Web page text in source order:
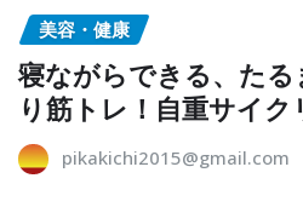
美容・健康
寝ながらできる、たる
り筋トレ！自重サイク
pikakichi2015@gmail.com